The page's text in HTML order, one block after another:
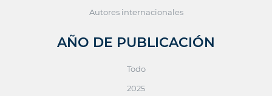
Autores internacionales
AÑO DE PUBLICACIÓN
Todo
2025